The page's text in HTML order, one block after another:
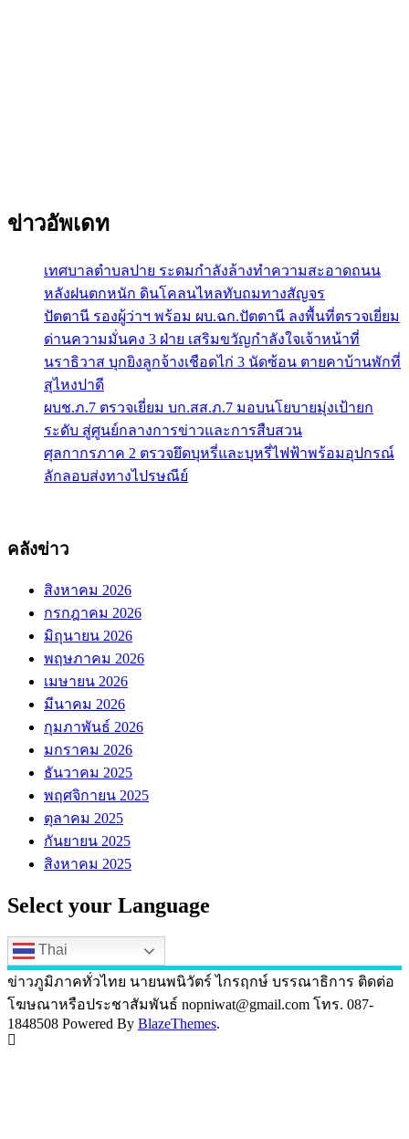
ข่าวอัพเดท
เทศบาลตำบลปาย ระดมกำลังล้างทำความสะอาดถนน
หลังฝนตกหนัก ดินโคลนไหลทับถมทางสัญจร
ปัตตานี รองผู้ว่าฯ พร้อม ผบ.ฉก.ปัตตานี ลงพื้นที่ตรวจเยี่ยม
ด่านความมั่นคง 3 ฝ่าย เสริมขวัญกำลังใจเจ้าหน้าที่
นราธิวาส บุกยิงลูกจ้างเชือดไก่ 3 นัดซ้อน ตายคาบ้านพักที่
สุไหงปาดี
ผบช.ภ.7 ตรวจเยี่ยม บก.สส.ภ.7 มอบนโยบายมุ่งเป้ายก
ระดับ สู่ศูนย์กลางการข่าวและการสืบสวน
ศุลกากรภาค 2 ตรวจยึดบุหรี่และบุหรี่ไฟฟ้าพร้อมอุปกรณ์
ลักลอบส่งทางไปรษณีย์
คลังข่าว
สิงหาคม 2026
กรกฎาคม 2026
มิถุนายน 2026
พฤษภาคม 2026
เมษายน 2026
มีนาคม 2026
กุมภาพันธ์ 2026
มกราคม 2026
ธันวาคม 2025
พฤศจิกายน 2025
ตุลาคม 2025
กันยายน 2025
สิงหาคม 2025
Select your Language
Thai
ข่าวภูมิภาคทั่วไทย นายนพนิวัตร์ ไกรฤกษ์ บรรณาธิการ ติดต่อ
โฆษณาหรือประชาสัมพันธ์ nopniwat@gmail.com โทร. 087-
1848508 Powered By BlazeThemes.